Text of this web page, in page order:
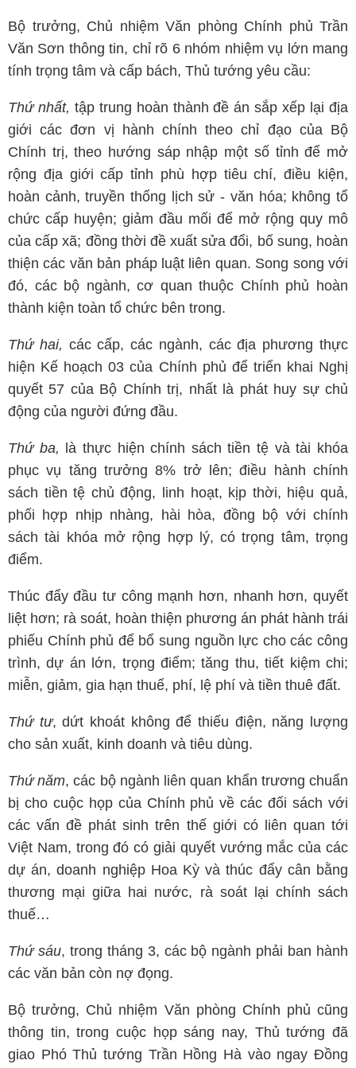
Bộ trưởng, Chủ nhiệm Văn phòng Chính phủ Trần
Văn Sơn thông tin, chỉ rõ 6 nhóm nhiệm vụ lớn mang
tính trọng tâm và cấp bách, Thủ tướng yêu cầu:
Thứ nhất, tập trung hoàn thành đề án sắp xếp lại địa
giới các đơn vị hành chính theo chỉ đạo của Bộ
Chính trị, theo hướng sáp nhập một số tỉnh để mở
rộng địa giới cấp tỉnh phù hợp tiêu chí, điều kiện,
hoàn cảnh, truyền thống lịch sử - văn hóa; không tổ
chức cấp huyện; giảm đầu mối để mở rộng quy mô
của cấp xã; đồng thời đề xuất sửa đổi, bố sung, hoàn
thiện các văn bản pháp luật liên quan. Song song với
đó, các bộ ngành, cơ quan thuộc Chính phủ hoàn
thành kiện toàn tổ chức bên trong.
Thứ hai, các cấp, các ngành, các địa phương thực
hiện Kế hoạch 03 của Chính phủ để triển khai Nghị
quyết 57 của Bộ Chính trị, nhất là phát huy sự chủ
động của người đứng đầu.
Thứ ba, là thực hiện chính sách tiền tệ và tài khóa
phục vụ tăng trưởng 8% trở lên; điều hành chính
sách tiền tệ chủ động, linh hoạt, kịp thời, hiệu quả,
phối hợp nhịp nhàng, hài hòa, đồng bộ với chính
sách tài khóa mở rộng hợp lý, có trọng tâm, trọng
điểm.
Thúc đẩy đầu tư công mạnh hơn, nhanh hơn, quyết
liệt hơn; rà soát, hoàn thiện phương án phát hành trái
phiếu Chính phủ để bổ sung nguồn lực cho các công
trình, dự án lớn, trọng điểm; tăng thu, tiết kiệm chi;
miễn, giảm, gia hạn thuế, phí, lệ phí và tiền thuê đất.
Thứ tư, dứt khoát không để thiếu điện, năng lượng
cho sản xuất, kinh doanh và tiêu dùng.
Thứ năm, các bộ ngành liên quan khẩn trương chuẩn
bị cho cuộc họp của Chính phủ về các đối sách với
các vấn đề phát sinh trên thế giới có liên quan tới
Việt Nam, trong đó có giải quyết vướng mắc của các
dự án, doanh nghiệp Hoa Kỳ và thúc đẩy cân bằng
thương mại giữa hai nước, rà soát lại chính sách
thuế…
Thứ sáu, trong tháng 3, các bộ ngành phải ban hành
các văn bản còn nợ đọng.
Bộ trưởng, Chủ nhiệm Văn phòng Chính phủ cũng
thông tin, trong cuộc họp sáng nay, Thủ tướng đã
giao Phó Thủ tướng Trần Hồng Hà vào ngay Đồng